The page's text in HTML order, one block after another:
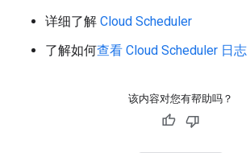
详细了解 Cloud Scheduler
了解如何查看 Cloud Scheduler 日志
该内容对您有帮助吗？